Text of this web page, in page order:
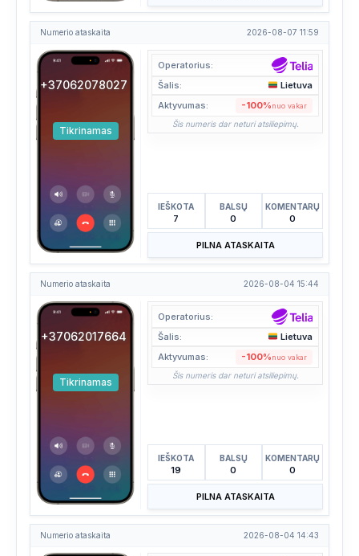
Numerio ataskaita 2026-08-07 11:59
+37062078027
Tikrinamas
Operatorius:
Šalis:
Lietuva
Aktyvumas:
-100%nuo vakar
Šis numeris dar neturi atsiliepimų.
IEŠKOTA
7
BALSŲ
0
KOMENTARŲ
0
PILNA ATASKAITA
Numerio ataskaita 2026-08-04 15:44
+37062017664
Tikrinamas
Operatorius:
Šalis:
Lietuva
Aktyvumas:
-100%nuo vakar
Šis numeris dar neturi atsiliepimų.
IEŠKOTA
19
BALSŲ
0
KOMENTARŲ
0
PILNA ATASKAITA
Numerio ataskaita 2026-08-04 14:43